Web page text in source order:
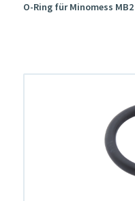
O-Ring für Minomess